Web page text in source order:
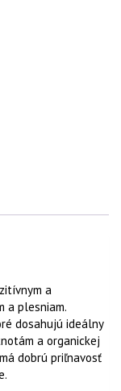
a
a plesniam.
dosahujú ideálny
a organickej
dobrú priľnavosť